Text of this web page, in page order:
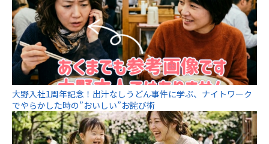
大野入社1周年記念！出汁なしうどん事件に学ぶ、ナイトワーク
でやらかした時の”おいしい”お詫び術